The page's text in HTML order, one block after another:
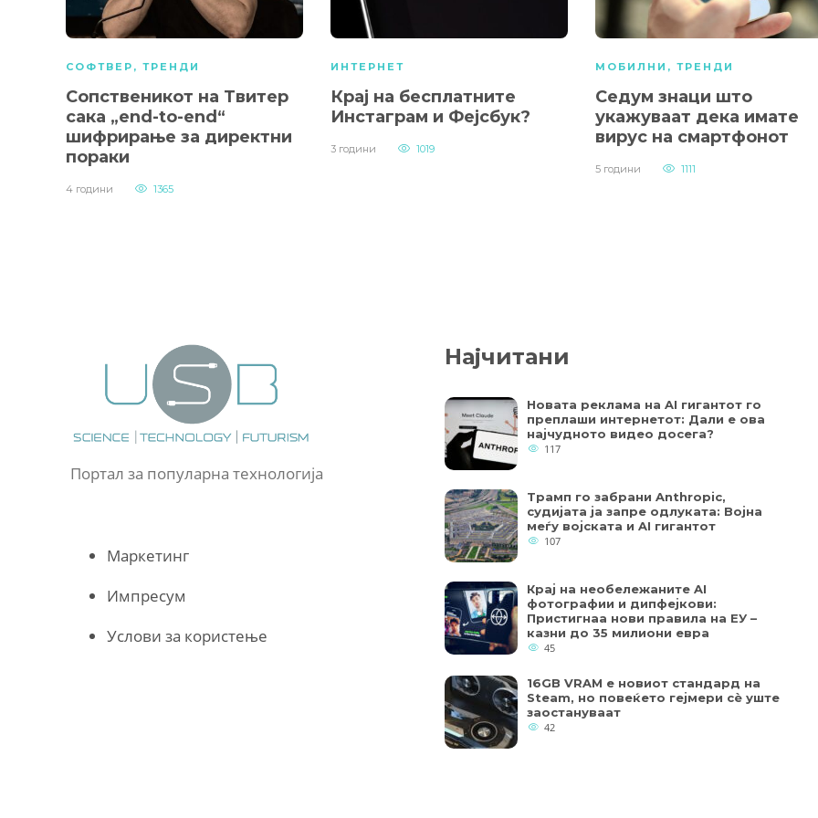
СОФТВЕР , ТРЕНДИ
Сопственикот на Твитер
сака „end-to-end“
шифрирање за директни
пораки
4 години 1365
ИНТЕРНЕТ
Крај на бесплатните
Инстаграм и Фејсбук?
3 години 1019
МОБИЛНИ , ТРЕНДИ
Седум знаци што
укажуваат дека имате
вирус на смартфонот
5 години 1111
Портал за популарна технологија
Маркетинг
Импресум
Услови за користење
Најчитани
Новата реклама на AI гигантот го
преплаши интернетот: Дали е ова
најчудното видео досега?
117
Трамп го забрани Anthropic,
судијата ја запре одлуката: Војна
меѓу војската и AI гигантот
107
Крај на необележаните AI
фотографии и дипфејкови:
Пристигнаа нови правила на ЕУ –
казни до 35 милиони евра
45
16GB VRAM е новиот стандард на
Steam, но повеќето гејмери ​​сè уште
заостануваат
42